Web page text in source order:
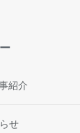
紹介
せ